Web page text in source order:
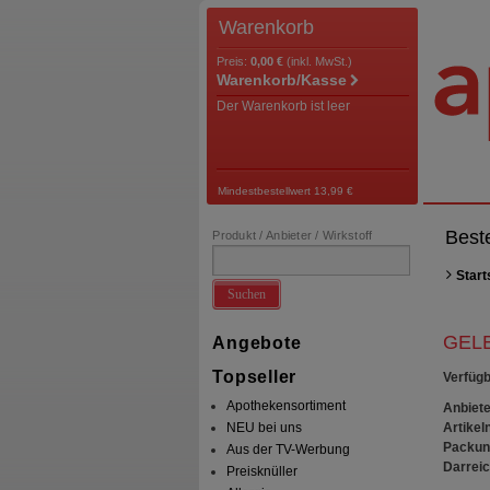
Warenkorb
Preis: 0,00 € (inkl. MwSt.)
Warenkorb/Kasse
Der Warenkorb ist leer
Mindestbestellwert 13,99 €
Produkt / Anbieter / Wirkstoff
Suchen
Angebote
Topseller
Apothekensortiment
NEU bei uns
Aus der TV-Werbung
Preisknüller